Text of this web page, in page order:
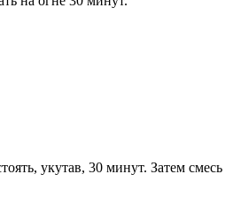
yкyтaв, 30 минyт. Зaтем cмеcь